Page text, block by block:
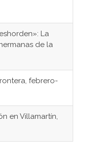
La
de la
febrero-
en Villamartín,